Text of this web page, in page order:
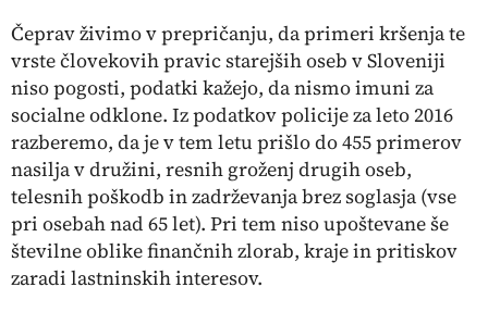
Čeprav živimo v prepričanju, da primeri kršenja te
vrste človekovih pravic starejših oseb v Sloveniji
niso pogosti, podatki kažejo, da nismo imuni za
socialne odklone. Iz podatkov policije za leto 2016
razberemo, da je v tem letu prišlo do 455 primerov
nasilja v družini, resnih groženj drugih oseb,
telesnih poškodb in zadrževanja brez soglasja (vse
pri osebah nad 65 let). Pri tem niso upoštevane še
številne oblike finančnih zlorab, kraje in pritiskov
zaradi lastninskih interesov.